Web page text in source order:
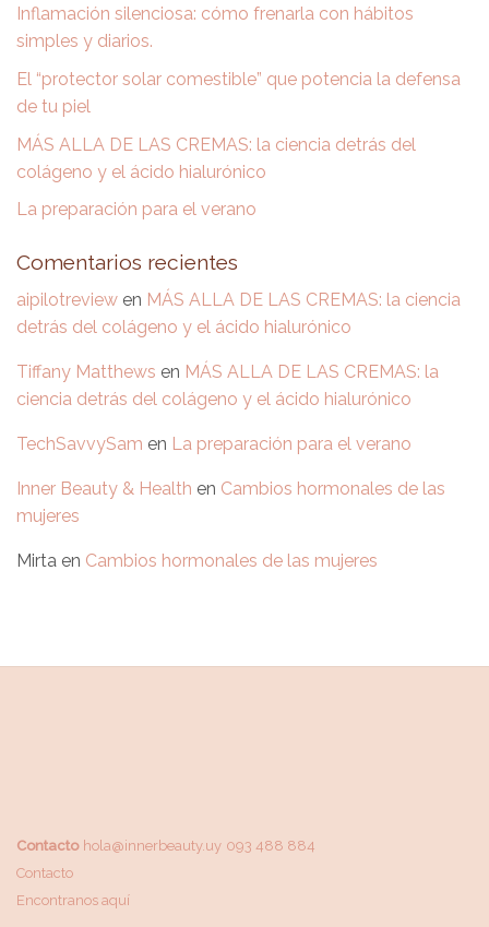
Inflamación silenciosa: cómo frenarla con hábitos
simples y diarios.
El “protector solar comestible” que potencia la defensa
de tu piel
MÁS ALLA DE LAS CREMAS: la ciencia detrás del
colágeno y el ácido hialurónico
La preparación para el verano
Comentarios recientes
aipilotreview en MÁS ALLA DE LAS CREMAS: la ciencia
detrás del colágeno y el ácido hialurónico
Tiffany Matthews en MÁS ALLA DE LAS CREMAS: la
ciencia detrás del colágeno y el ácido hialurónico
TechSavvySam en La preparación para el verano
Inner Beauty & Health en Cambios hormonales de las
mujeres
Mirta en Cambios hormonales de las mujeres
Contacto hola@innerbeauty.uy 093 488 884
Contacto
Encontranos aquí